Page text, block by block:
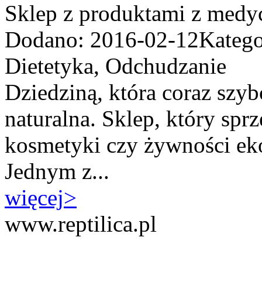
Sklep z produktami z
Dodano: 2016-02-12
Dietetyka, Odchudzanie
Dziedziną, która coraz
naturalna. Sklep, który
kosmetyki czy żywności
Jednym z...
więcej>
www.reptilica.pl